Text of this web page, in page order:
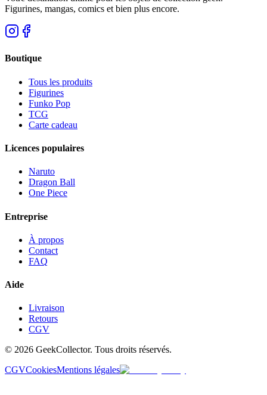
Figurines, mangas, comics et bien plus encore.
Boutique
Tous les produits
Figurines
Funko Pop
TCG
Carte cadeau
Licences populaires
Naruto
Dragon Ball
One Piece
Entreprise
À propos
Contact
FAQ
Aide
Livraison
Retours
CGV
© 2026 GeekCollector. Tous droits réservés.
CGVCookiesMentions légales